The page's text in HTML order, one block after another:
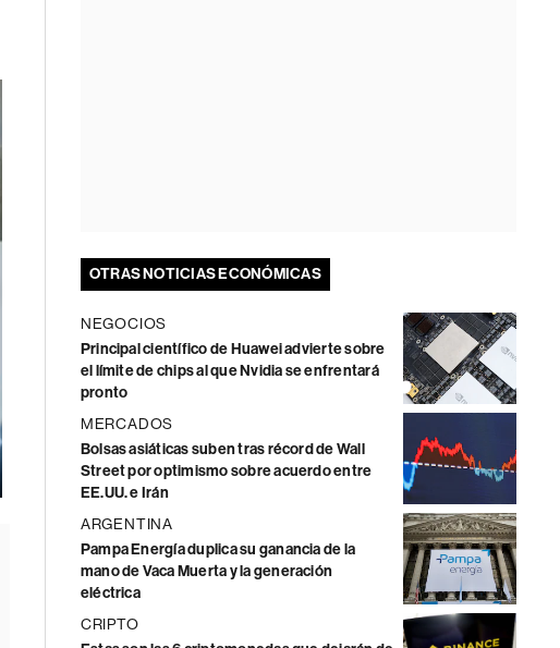
OTRAS NOTICIAS ECONÓMICAS
NEGOCIOS
Principal científico de Huawei advierte sobre
el límite de chips al que Nvidia se enfrentará
pronto
MERCADOS
Bolsas asiáticas suben tras récord de Wall
Street por optimismo sobre acuerdo entre
EE.UU. e Irán
ARGENTINA
Pampa Energía duplica su ganancia de la
mano de Vaca Muerta y la generación
eléctrica
CRIPTO